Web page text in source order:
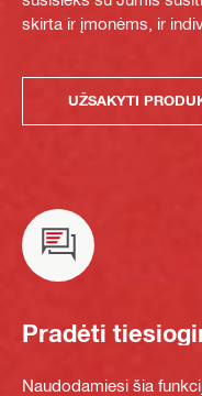
skirta ir įmonėms, ir
UŽSAKYTI
Pradėti
Naudodamiesi šia